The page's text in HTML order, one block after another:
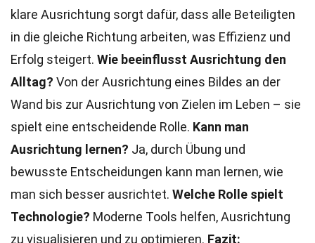
klare Ausrichtung sorgt dafür, dass alle Beteiligten
in die gleiche Richtung arbeiten, was Effizienz und
Erfolg steigert. Wie beeinflusst Ausrichtung den
Alltag? Von der Ausrichtung eines Bildes an der
Wand bis zur Ausrichtung von Zielen im Leben – sie
spielt eine entscheidende Rolle. Kann man
Ausrichtung lernen? Ja, durch Übung und
bewusste Entscheidungen kann man lernen, wie
man sich besser ausrichtet. Welche Rolle spielt
Technologie? Moderne Tools helfen, Ausrichtung
zu visualisieren und zu optimieren. Fazit: